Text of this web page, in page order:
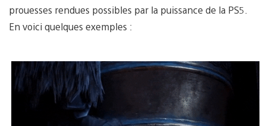
prouesses rendues possibles par la puissance de la PS5.
En voici quelques exemples :